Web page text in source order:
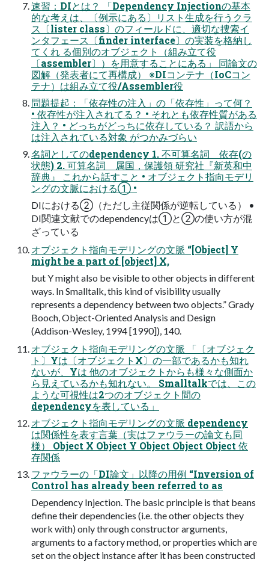
速習：DIとは？ 「Dependency Injectionの基本
的な考えは、〔例示にある〕リスト生成を行うクラ
ス〔lister class〕のフィールドに、適切な捜索イ
ンタフェース〔finder interface〕の実装を格納し
てくれ る個別のオブジェクト（組み立て役
〔assembler〕）を用意することにある」 同論文の
図解（発表者にて再構成） ※DIコンテナ（IoCコン
テナ）は組み立て役/Assembler役
問題提起：「依存性の注入」の「依存性」って何？
• 依存性が注入されてる？ • それとも依存性質がある
注入？ • どっちがどっちに依存している？ 訳語から
は注入されている対象 がつかみづらい
名詞としてのdependency 1. 不可算名詞 依存(の
状態) 2. 可算名詞 属国，保護領 研究社『新英和中
辞典』 これから話すこと • オブジェクト指向モデリ
ングの文脈における① •
DIにおける②（ただし主従関係が逆転している） •
DI関連文献でのdependencyは①と②の使い方が混
ざっている
オブジェクト指向モデリングの文脈 “[Object] Y
might be a part of [object] X,
but Y might also be visible to other objects in different
ways. In Smalltalk, this kind of visibility usually
represents a dependency between two objects.” Grady
Booch, Object-Oriented Analysis and Design
(Addison-Wesley, 1994 [1990]), 140.
オブジェクト指向モデリングの文脈 「〔オブジェク
ト〕Yは〔オブジェクトX〕の一部であるかも知れ
ないが、Yは 他のオブジェクトからも様々な側面か
ら見えているかも知れない。 Smalltalkでは、この
ような可視性は2つのオブジェクト間の
dependencyを表している」
オブジェクト指向モデリングの文脈 dependency
は関係性を表す言葉（実はファウラーの論文も同
様） Object X Object Y Object Object Object 依
存関係
ファウラーの「DI論文」以降の用例 “Inversion of
Control has already been referred to as
Dependency Injection. The basic principle is that beans
define their dependencies (i.e. the other objects they
work with) only through constructor arguments,
arguments to a factory method, or properties which are
set on the object instance after it has been constructed